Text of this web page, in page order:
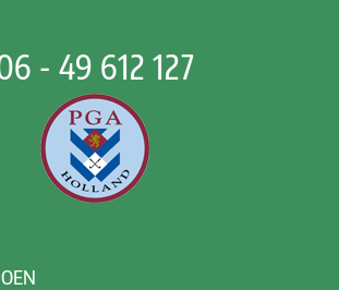
- 49 612 127